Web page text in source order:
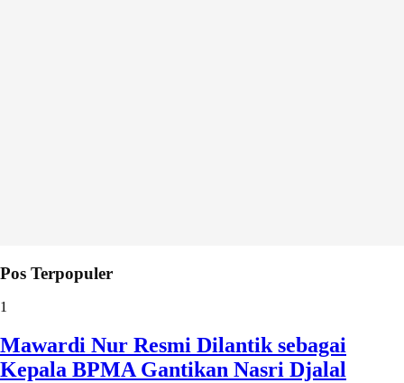
Pos Terpopuler
1
Mawardi Nur Resmi Dilantik sebagai
Kepala BPMA Gantikan Nasri Djalal